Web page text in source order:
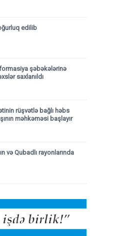
edilib
şəbəkələrinə
saxlanıldı
rüşvətlə bağlı həbs
məhkəməsi başlayır
və Qubadlı rayonlarında